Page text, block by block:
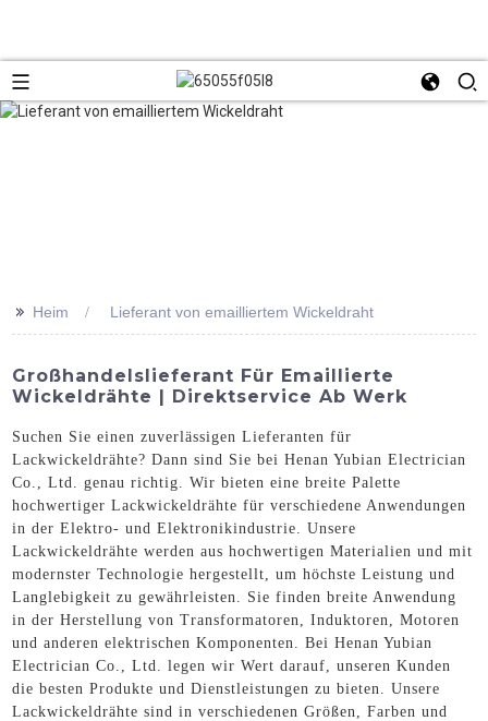
>> Heim Lieferant von emailliertem Wickeldraht
Großhandelslieferant Für Emaillierte
Wickeldrähte | Direktservice Ab Werk
Suchen Sie einen zuverlässigen Lieferanten für
Lackwickeldrähte? Dann sind Sie bei Henan Yubian Electrician
Co., Ltd. genau richtig. Wir bieten eine breite Palette
hochwertiger Lackwickeldrähte für verschiedene Anwendungen
in der Elektro- und Elektronikindustrie. Unsere
Lackwickeldrähte werden aus hochwertigen Materialien und mit
modernster Technologie hergestellt, um höchste Leistung und
Langlebigkeit zu gewährleisten. Sie finden breite Anwendung
in der Herstellung von Transformatoren, Induktoren, Motoren
und anderen elektrischen Komponenten. Bei Henan Yubian
Electrician Co., Ltd. legen wir Wert darauf, unseren Kunden
die besten Produkte und Dienstleistungen zu bieten. Unsere
Lackwickeldrähte sind in verschiedenen Größen, Farben und